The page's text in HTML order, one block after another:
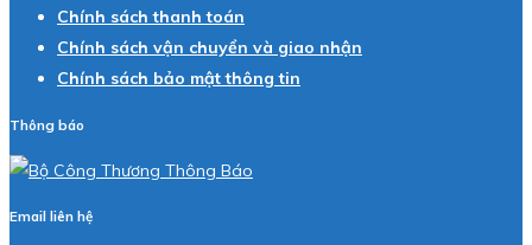
Chính sách thanh toán
Chính sách vận chuyển và giao nhận
Chính sách bảo mật thông tin
Thông báo
Email liên hệ